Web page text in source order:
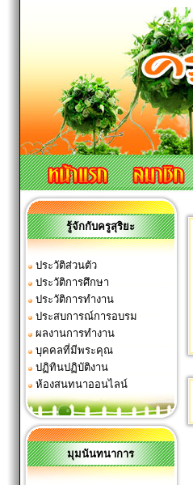
รู้จักกับครูสุริยะ
ประวัติส่วนตัว
ประวัติการศึกษา
ประวัติการทำงาน
ประสบการณ์การอบรม
ผลงานการทำงาน
บุคคลที่มีพระคุณ
ปฏิทินปฏิบัติงาน
ห้องสนทนาออนไลน์
มุมนันทนาการ